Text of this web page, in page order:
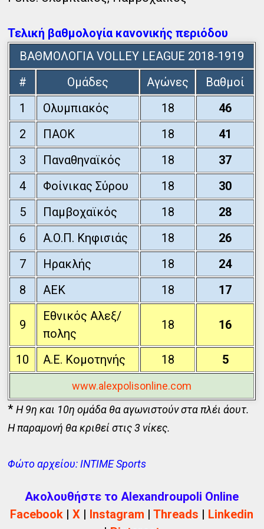
Τελική βαθμολογία κανονικής περιόδου
ΒΑΘΜΟΛΟΓΙΑ VOLLEY LEAGUE 2018-1919
#
Ομάδες Αγώνες
Βαθμοί
1
Ολυμπιακός 18
46
2
ΠΑΟΚ 18
41
3
Παναθηναϊκός 18
37
4
Φοίνικας Σύρου 18
30
5
Παμβοχαϊκός 18
28
6
Α.Ο.Π. Κηφισιάς 18
26
7
Ηρακλής 18
24
8
ΑΕΚ 18 17
9
Εθνικός Αλεξ/
πολης
18 16
10 Α.Ε. Κομοτηνής 18 5
www.alexpolisonline.com
*Η 9η και 10η ομάδα θα αγωνιστούν στα πλέι άουτ.
Η παραμονή θα κριθεί στις 3 νίκες.
Φώτο αρχείου: INTIME Sports
Ακολουθήστε το Alexandroupoli Online
Facebook |X | Instagram |Threads | Linkedin